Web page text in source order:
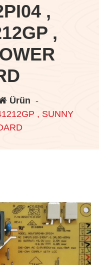
,
,
Ürün -
, SUNNY